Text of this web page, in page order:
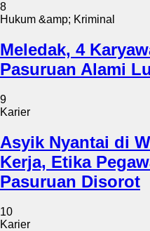
8
Hukum &amp; Kriminal
Meledak, 4
Pasuruan Alami
9
Karier
Asyik Nyantai di
Kerja, Etika
Pasuruan Disorot
10
Karier